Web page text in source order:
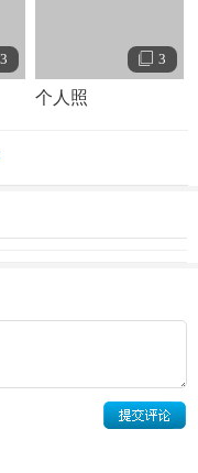
的尤欣 ；7月，郑裕美
动物生态研究员卞秀
爱情喜剧电影《我的黑
3 3
个人照